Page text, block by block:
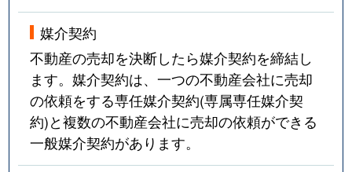
媒介契約
不動産の売却を決断したら媒介契約を締結し
ます。媒介契約は、一つの不動産会社に売却
の依頼をする専任媒介契約(専属専任媒介契
約)と複数の不動産会社に売却の依頼ができる
一般媒介契約があります。